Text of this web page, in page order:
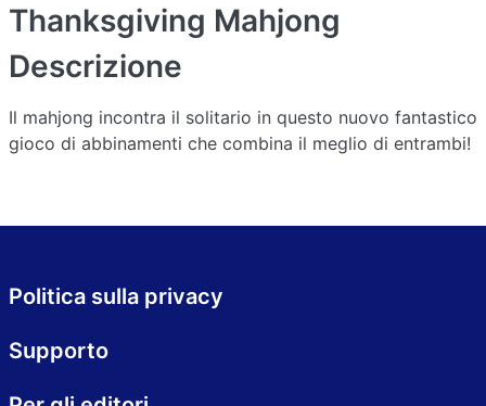
Thanksgiving Mahjong
Descrizione
Il mahjong incontra il solitario in questo nuovo fantastico
gioco di abbinamenti che combina il meglio di entrambi!
Politica sulla privacy
Supporto